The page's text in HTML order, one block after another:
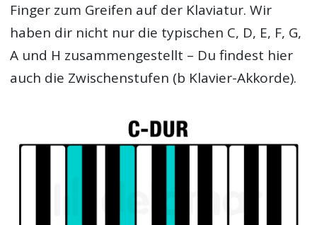
Finger zum Greifen auf der Klaviatur. Wir
haben dir nicht nur die typischen C, D, E, F, G,
A und H zusammengestellt – Du findest hier
auch die Zwischenstufen (b Klavier-Akkorde).